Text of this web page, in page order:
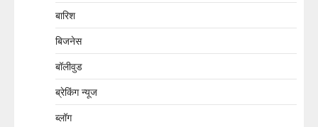
बारिश
बिजनेस
बॉलीवुड
ब्रेकिंग न्यूज
ब्लॉग